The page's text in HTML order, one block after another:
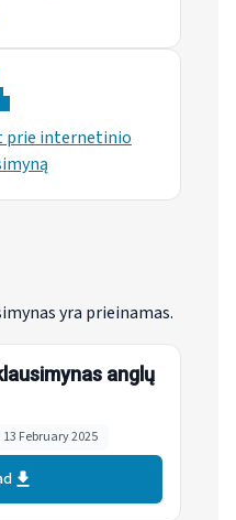
prie internetinio
yra prieinamas.
anglų
13 February 2025